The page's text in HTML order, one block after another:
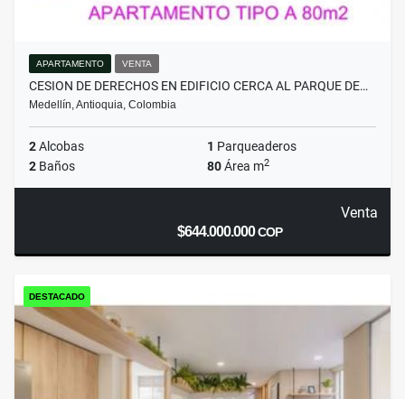
APARTAMENTO VENTA
CESION DE DERECHOS EN EDIFICIO CERCA AL PARQUE DE…
Medellín, Antioquia, Colombia
2Alcobas 1 Parqueaderos
2 Baños 80Área m2
Venta
$644.000.000COP
DESTACADO